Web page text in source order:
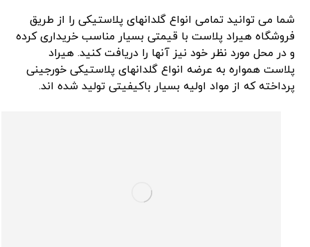
شما می توانید تمامی انواع گلدانهای پلاستیکی را از طریق
فروشگاه هیراد پلاست با قیمتی بسیار مناسب خریداری کرده
و در محل مورد نظر خود نیز آنها را دریافت کنید. هیراد
پلاست همواره به عرضه انواع گلدانهای پلاستیکی خورجینی
پرداخته که از مواد اولیه بسیار باکیفیتی تولید شده اند.